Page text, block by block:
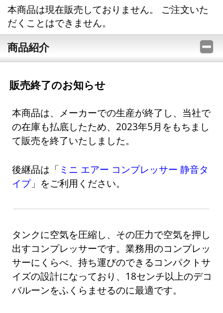
本商品は現在販売しておりません。 ご注文いた
だくことはできません。
商品紹介
販売終了のお知らせ
本商品は、メーカーでの生産が終了し、当社で
の在庫も払底したため、2023年5月をもちまし
て販売を終了いたしました。
後継品は「 ミニ エアー コンプレッサー 静音タ
イプ」をご利用ください。
タンクに空気を圧縮し、その圧力で空気を押し
出すコンプレッサーです。業務用のコンプレッ
サーにくらべ、持ち運びのできるコンパクトサ
イズの設計になっており、18センチ以上のデコ
バルーンをふくらませるのに最適です。